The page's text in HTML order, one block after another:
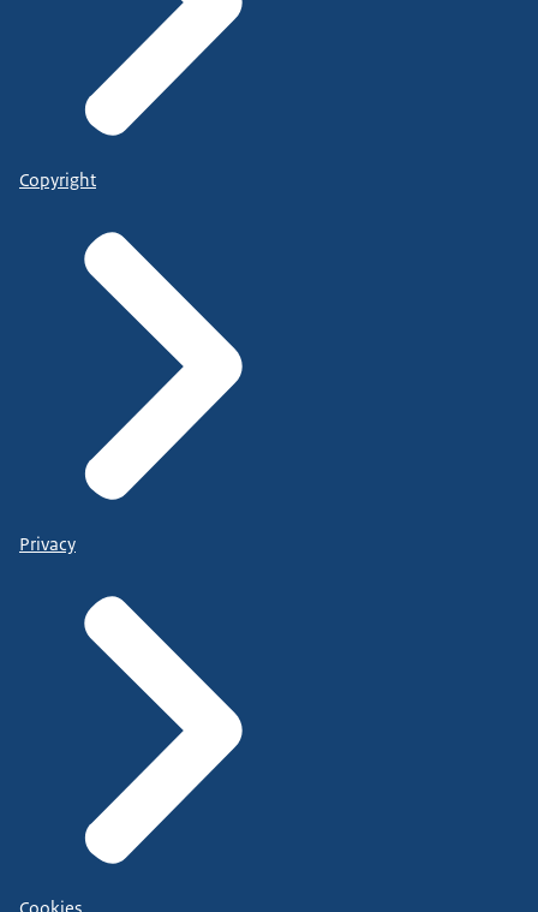
Copyright
Privacy